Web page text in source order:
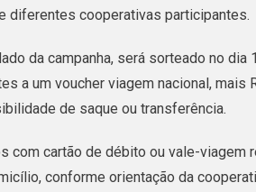
diferentes cooperativas participantes.
da campanha, será sorteado no
a um voucher viagem nacional, mais
de saque ou transferência.
com cartão de débito ou vale-viagem
conforme orientação da